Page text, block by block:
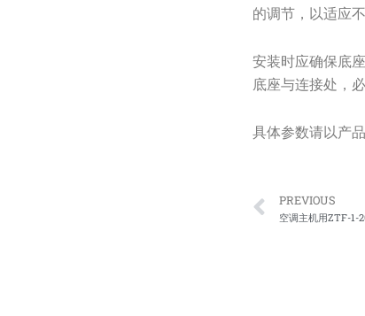
的调节，以适应
安装时应确保底
底座与连接处，
具体参数请以产
Prev
PREVIOUS
空调主机用ZTF-1-